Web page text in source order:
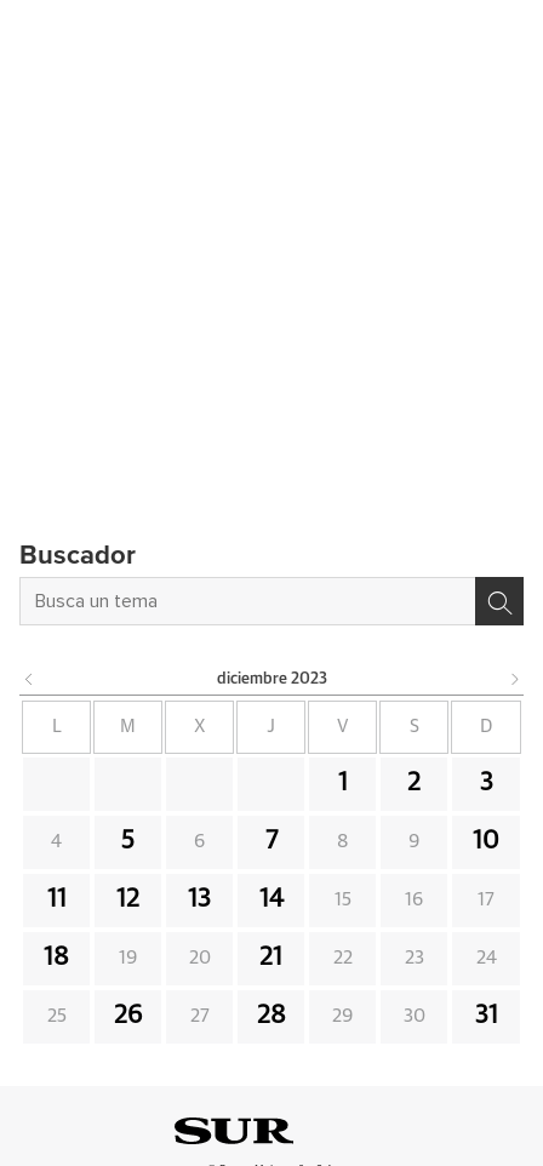
Buscador
diciembre 2023
M X J V S D
1 2 3
4 5 6 7 8 9 10
11 12 13 14 15 16 17
18 19 20 21 22 23 24
25 26 27 28 29 30 31